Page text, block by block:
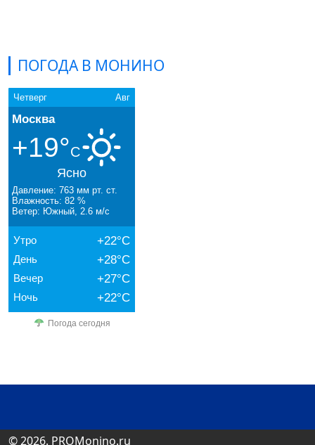
ПОГОДА В МОНИНО
Четверг Авг
Москва
+19°C
Ясно
Давление: 763 мм рт. ст.
Влажность: 82 %
Ветер: Южный, 2.6 м/с
Утро +22°C
День +28°C
Вечер +27°C
Ночь +22°C
Погода сегодня
© 2026. PROMonino.ru